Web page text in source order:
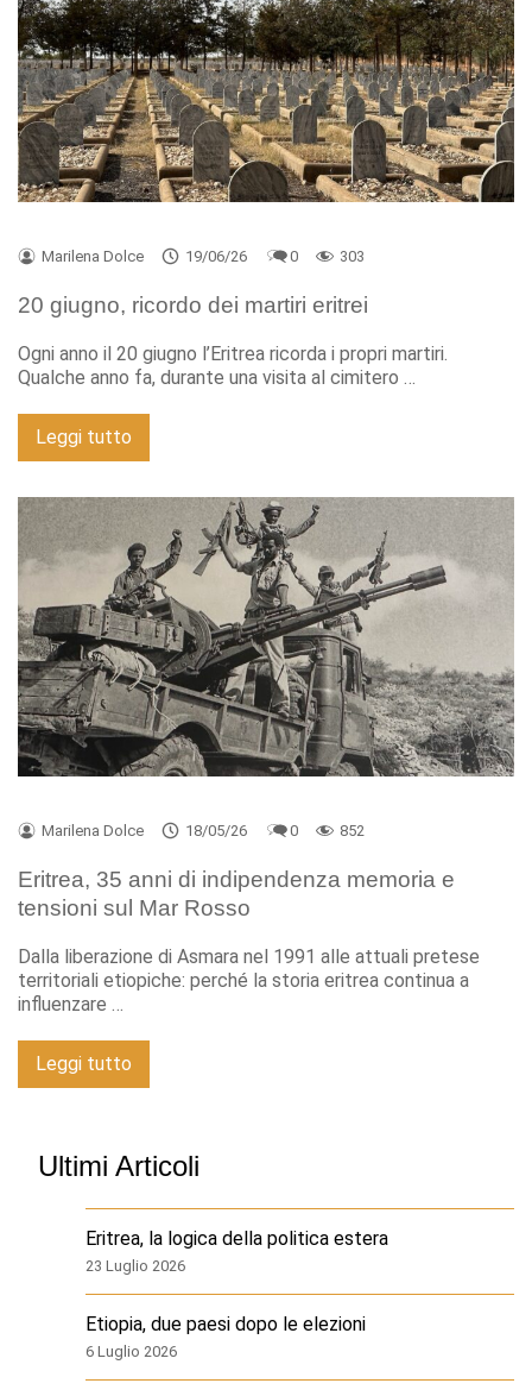
Marilena Dolce 19/06/26 0 303
20 giugno, ricordo dei martiri eritrei
Ogni anno il 20 giugno l’Eritrea ricorda i propri martiri.
Qualche anno fa, durante una visita al cimitero …
Leggi tutto
Marilena Dolce 18/05/26 0 852
Eritrea, 35 anni di indipendenza memoria e
tensioni sul Mar Rosso
Dalla liberazione di Asmara nel 1991 alle attuali pretese
territoriali etiopiche: perché la storia eritrea continua a
influenzare …
Leggi tutto
Ultimi Articoli
Eritrea, la logica della politica estera
23 Luglio 2026
Etiopia, due paesi dopo le elezioni
6 Luglio 2026